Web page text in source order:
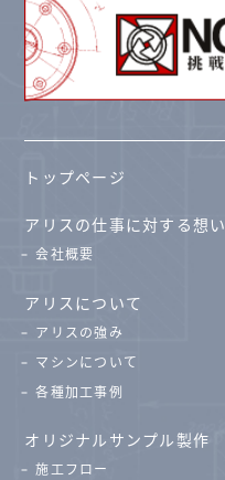
トップページ
アリスの仕事に対する想い
会社概要
アリスについて
アリスの強み
マシンについて
各種加工事例
オリジナルサンプル製作
施工フロー